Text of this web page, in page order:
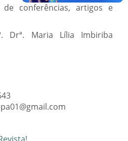
conferências, artigos e
Drª. Maria Lília Imbiriba